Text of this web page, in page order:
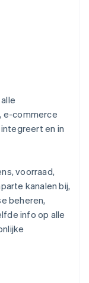
e-commerce
en in
voorraad,
kanalen bij,
beheren,
info op alle